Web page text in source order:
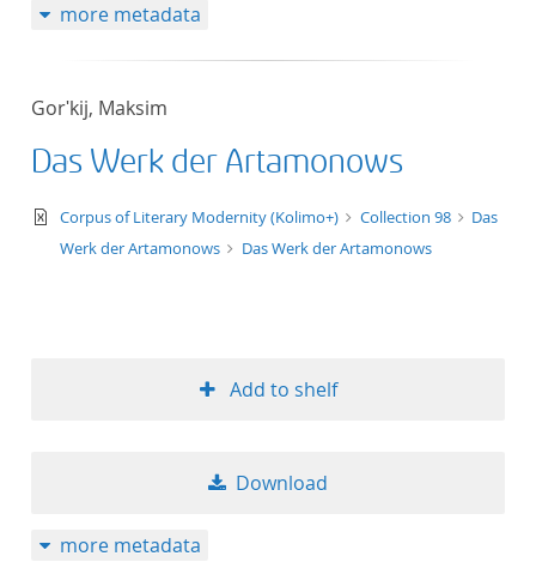
more metadata
Gorʹkij, Maksim
Das Werk der Artamonows
text/xml
Corpus of Literary Modernity (Kolimo+) Collection 98
Das
Werk der Artamonows
Das Werk der Artamonows
Add to shelf
Download
more metadata